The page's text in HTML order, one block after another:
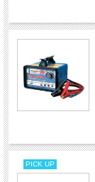
PICK UP